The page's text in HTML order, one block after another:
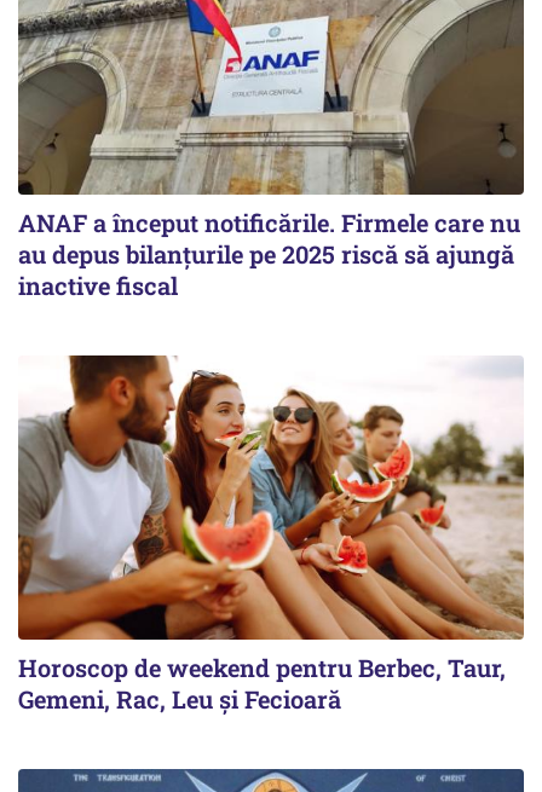
ANAF a început notificările. Firmele care nu
au depus bilanțurile pe 2025 riscă să ajungă
inactive fiscal
Horoscop de weekend pentru Berbec, Taur,
Gemeni, Rac, Leu și Fecioară